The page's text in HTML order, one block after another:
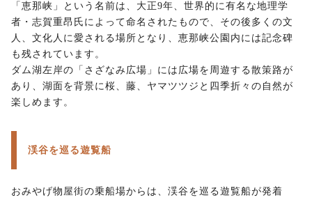
「恵那峡」という名前は、大正9年、世界的に有名な地理学
者・志賀重昂氏によって命名されたもので、その後多くの文
人、文化人に愛される場所となり、恵那峡公園内には記念碑
も残されています。
ダム湖左岸の「さざなみ広場」には広場を周遊する散策路が
あり、湖面を背景に桜、藤、ヤマツツジと四季折々の自然が
楽しめます。
渓谷を巡る遊覧船
おみやげ物屋街の乗船場からは、渓谷を巡る遊覧船が発着